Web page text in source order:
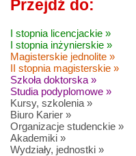
Przejdź do:
I stopnia licencjackie »
I stopnia inżynierskie »
Magisterskie jednolite »
II stopnia magisterskie »
Szkoła doktorska »
Studia podyplomowe »
Kursy, szkolenia »
Biuro Karier »
Organizacje studenckie »
Akademiki »
Wydziały, jednostki »